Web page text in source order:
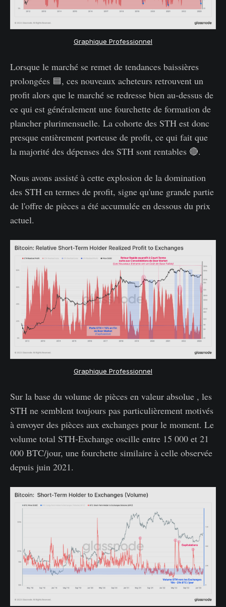
Graphique Professionnel
Lorsque le marché se remet de tendances baissières
prolongées 🟦, ces nouveaux acheteurs retrouvent un
profit alors que le marché se redresse bien au-dessus de
ce qui est généralement une fourchette de formation de
plancher plurimensuelle. La cohorte des STH est donc
presque entièrement porteuse de profit, ce qui fait que
la majorité des dépenses des STH sont rentables 🔴.
Nous avons assisté à cette explosion de la domination
des STH en termes de profit, signe qu'une grande partie
de l'offre de pièces a été accumulée en dessous du prix
actuel.
Graphique Professionnel
Sur la base du volume de pièces en valeur absolue , les
STH ne semblent toujours pas particulièrement motivés
à envoyer des pièces aux exchanges pour le moment. Le
volume total STH-Exchange oscille entre 15 000 et 21
000 BTC/jour, une fourchette similaire à celle observée
depuis juin 2021.